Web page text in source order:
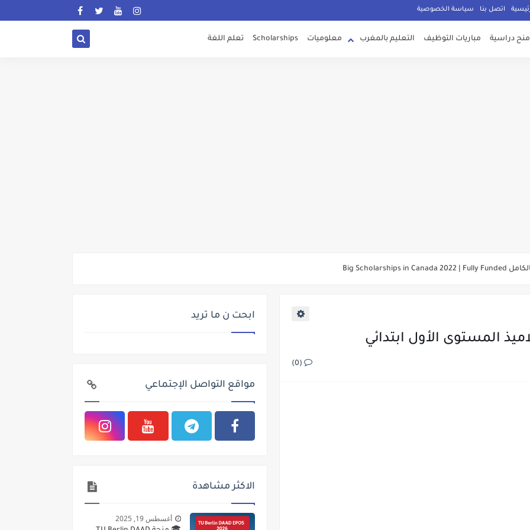
اتصل بنا سياسة الخصوصية
منح دراسية مباريات التوظيف التعليم بالمغرب معلوميات Scholarships تعلم اللغة
المستوى الأول ابتدائي
(0)
ابحت ن ما تريد
مواقع التواصل الإجتماعي
الاكثر مشاهدة
أغسطس 19, 2025